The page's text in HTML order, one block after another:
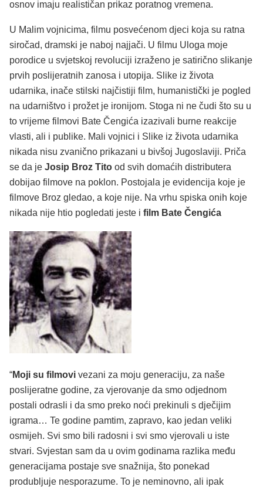
osnov imaju realističan prikaz poratnog vremena.
U Malim vojnicima, filmu posvećenom djeci koja su ratna
siročad, dramski je naboj najjači. U filmu Uloga moje
porodice u svjetskoj revoluciji izraženo je satirično slikanje
prvih poslijeratnih zanosa i utopija. Slike iz života
udarnika, inače stilski najčistiji film, humanistički je pogled
na udarništvo i prožet je ironijom. Stoga ni ne čudi što su u
to vrijeme filmovi Bate Čengića izazivali burne reakcije
vlasti, ali i publike. Mali vojnici i Slike iz života udarnika
nikada nisu zvanično prikazani u bivšoj Jugoslaviji. Priča
se da je Josip Broz Tito od svih domaćih distributera
dobijao filmove na poklon. Postojala je evidencija koje je
filmove Broz gledao, a koje nije. Na vrhu spiska onih koje
nikada nije htio pogledati jeste i film Bate Čengića
“Moji su filmovi vezani za moju generaciju, za naše
poslijeratne godine, za vjerovanje da smo odjednom
postali odrasli i da smo preko noći prekinuli s dječijim
igrama… Te godine pamtim, zapravo, kao jedan veliki
osmijeh. Svi smo bili radosni i svi smo vjerovali u iste
stvari. Svjestan sam da u ovim godinama razlika među
generacijama postaje sve snažnija, što ponekad
produbljuje nesporazume. To je neminovno, ali ipak